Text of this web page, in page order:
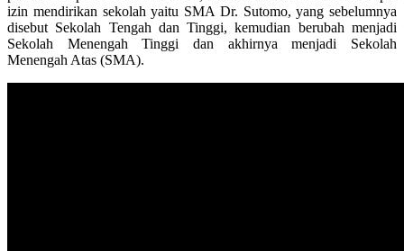
izin mendirikan sekolah yaitu SMA Dr. Sutomo, yang sebelumnya
disebut Sekolah Tengah dan Tinggi, kemudian berubah menjadi
Sekolah Menengah Tinggi dan akhirnya menjadi Sekolah
Menengah Atas (SMA).